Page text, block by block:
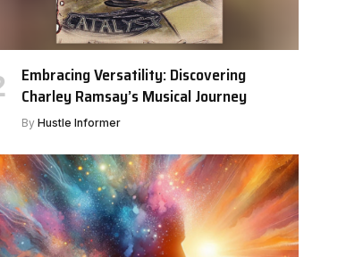
Embracing Versatility: Discovering
Charley Ramsay’s Musical Journey
By Hustle Informer